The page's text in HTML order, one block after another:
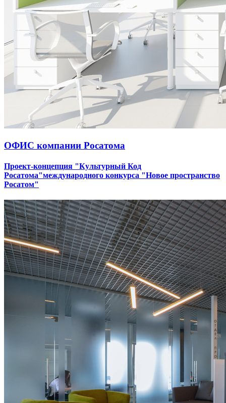
ОФИС компании Росатома
Проект-концепция "Культурный Код
Росатома"международного конкурса "Новое пространство
Росатом"